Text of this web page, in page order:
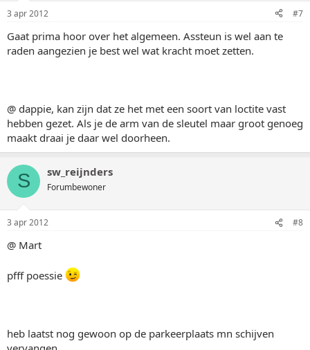
3 apr 2012 #7
Gaat prima hoor over het algemeen. Assteun is wel aan te
raden aangezien je best wel wat kracht moet zetten.
@ dappie, kan zijn dat ze het met een soort van loctite vast
hebben gezet. Als je de arm van de sleutel maar groot genoeg
maakt draai je daar wel doorheen.
S sw_reijnders
Forumbewoner
3 apr 2012 #8
@ Mart
pfff poessie
heb laatst nog gewoon op de parkeerplaats mn schijven